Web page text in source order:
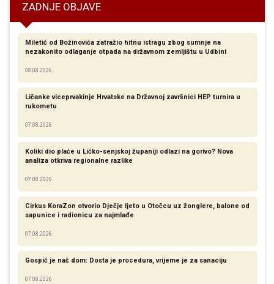
ZADNJE OBJAVE
Miletić od Božinovića zatražio hitnu istragu zbog sumnje na
nezakonito odlaganje otpada na državnom zemljištu u Udbini
08.08.2026
Ličanke viceprvakinje Hrvatske na Državnoj završnici HEP turnira u
rukometu
07.08.2026
Koliki dio plaće u Ličko-senjskoj županiji odlazi na gorivo? Nova
analiza otkriva regionalne razlike​
07.08.2026
Cirkus KoraZon otvorio Dječje ljeto u Otočcu uz žonglere, balone od
sapunice i radionicu za najmlađe
07.08.2026
Gospić je naš dom: Dosta je procedura, vrijeme je za sanaciju
07.08.2026